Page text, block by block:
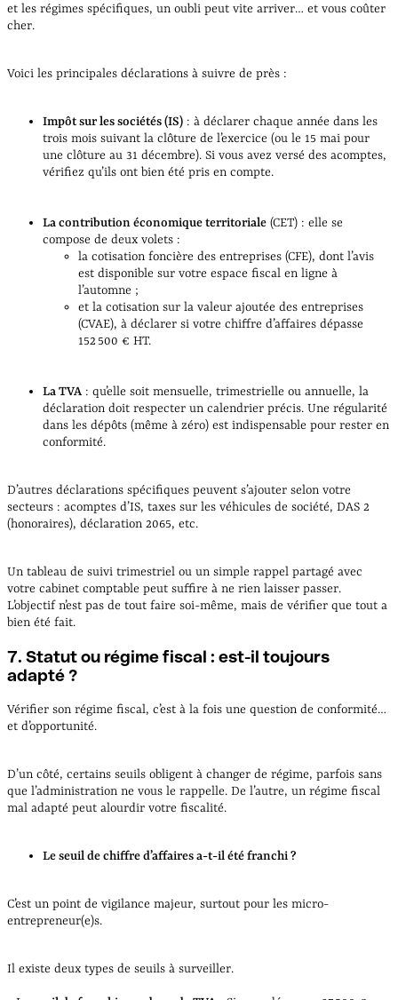
et les régimes spécifiques, un oubli peut vite arriver… et vous coûter
cher.
Voici les principales déclarations à suivre de près :
Impôt sur les sociétés (IS) : à déclarer chaque année dans les
trois mois suivant la clôture de l’exercice (ou le 15 mai pour
une clôture au 31 décembre). Si vous avez versé des acomptes,
vérifiez qu’ils ont bien été pris en compte.
La contribution économique territoriale (CET) : elle se
compose de deux volets :
la cotisation foncière des entreprises (CFE), dont l’avis
est disponible sur votre espace fiscal en ligne à
l’automne ;
et la cotisation sur la valeur ajoutée des entreprises
(CVAE), à déclarer si votre chiffre d’affaires dépasse
152 500 € HT.
La TVA: qu’elle soit mensuelle, trimestrielle ou annuelle, la
déclaration doit respecter un calendrier précis. Une régularité
dans les dépôts (même à zéro) est indispensable pour rester en
conformité.
D’autres déclarations spécifiques peuvent s’ajouter selon votre
secteurs : acomptes d’IS, taxes sur les véhicules de société, DAS 2
(honoraires), déclaration 2065, etc.
Un tableau de suivi trimestriel ou un simple rappel partagé avec
votre cabinet comptable peut suffire à ne rien laisser passer.
L’objectif n’est pas de tout faire soi-même, mais de vérifier que tout a
bien été fait.
7. Statut ou régime fiscal : est-il toujours
adapté ?
Vérifier son régime fiscal, c’est à la fois une question de conformité…
et d’opportunité.
D’un côté, certains seuils obligent à changer de régime, parfois sans
que l’administration ne vous le rappelle. De l’autre, un régime fiscal
mal adapté peut alourdir votre fiscalité.
Le seuil de chiffre d’affaires a-t-il été franchi ?
C’est un point de vigilance majeur, surtout pour les micro-
entrepreneur(e)s.
Il existe deux types de seuils à surveiller.